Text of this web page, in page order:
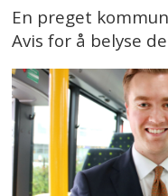
En preget
Avis for å belyse